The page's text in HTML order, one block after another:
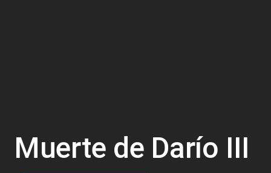
Muerte de Darío III